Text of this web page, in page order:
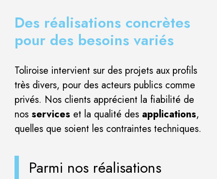
Des réalisations concrètes
pour des besoins variés
Toliroise intervient sur des projets aux profils
très divers, pour des acteurs publics comme
privés. Nos clients apprécient la fiabilité de
nos services et la qualité des applications,
quelles que soient les contraintes techniques.
Parmi nos réalisations